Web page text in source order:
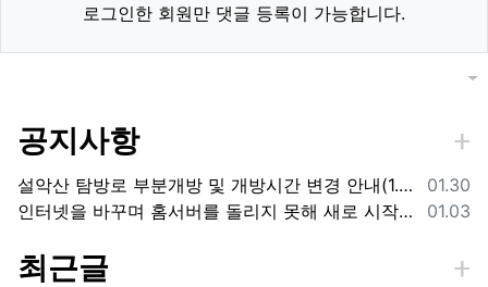
로그인한 회원만 댓글 등록이 가능합니다.
목록
공지사항
등록일
01.30
설악산 탐방로 부분개방 및 개방시간 변경 안내(1.26.(금), 04:00 기준)
등록일
01.03
인터넷을 바꾸며 홈서버를 돌리지 못해 새로 시작합니다.
최근글